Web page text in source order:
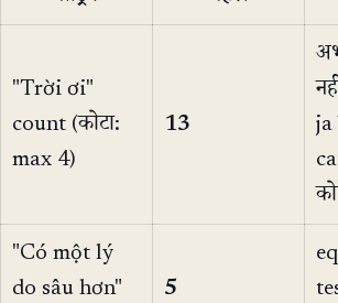
"Trời ơi"
count (कोटा:
max 4)
13
ja
"Có một lý
do sâu hơn"
5